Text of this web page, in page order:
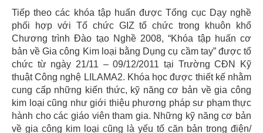
Tiếp theo các khóa tập huấn được Tổng cục Dạy nghề
phối hợp với Tổ chức GIZ tổ chức trong khuôn khổ
Chương trình Đào tạo Nghề 2008, “Khóa tập huấn cơ
bản về Gia công Kim loại bằng Dụng cụ cầm tay” được tổ
chức từ ngày 21/11 – 09/12/2011 tại Trường CĐN Kỹ
thuật Công nghệ LILAMA2. Khóa học được thiết kế nhằm
cung cấp những kiến thức, kỹ năng cơ bản về gia công
kim loại cũng như giới thiệu phương pháp sư phạm thực
hành cho các giáo viên tham gia. Những kỹ năng cơ bản
về gia công kim loại cũng là yếu tố căn bản trong điện/